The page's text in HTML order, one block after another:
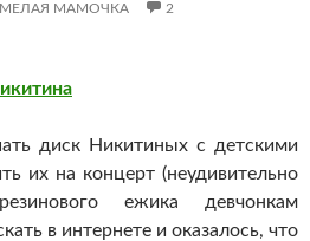
МАМОЧКА
2
диск Никитиных с детскими
их на концерт (неудивительно
ежика девчонкам
в интернете и оказалось, что